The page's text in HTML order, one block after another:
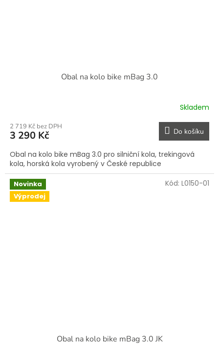
Obal na kolo bike mBag 3.0
Skladem
2 719 Kč bez DPH
3 290 Kč Do košíku
Obal na kolo bike mBag 3.0 pro silniční kola, trekingová
kola, horská kola vyrobený v České republice
Novinka
Výprodej
Obal na kolo bike mBag 3.0 JK
Kód: L0150-01